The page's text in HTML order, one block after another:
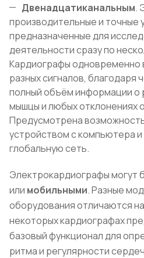
Двенадцатиканальным.
производительные и точные
предназначенные для
деятельности сразу по
Кардиографы одновременно
разных сигналов, благодаря
полный объём информации о
мышцы и любых отклонениях
Предусмотрена
устройством с компьютера
глобальную сеть.
Электрокардиографы могут
или мобильными. Разные
оборудования отличаются
некоторых кардиографах
базовый функционал для
ритма и регулярности